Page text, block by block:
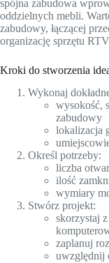
spójna zabudowa
oddzielnych mebli.
zabudowy, łączącej
organizację sprzętu
Kroki do stworzenia
Wykonaj
wysokość,
zabudowy
lokalizacja
Określ potrzeby:
liczba
ilość
wymiary
Stwórz projekt:
skorzystaj
zaplanuj
uwzględnij